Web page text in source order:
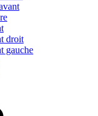
droit
gauche